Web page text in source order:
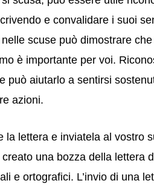
e convalidare i suoi
scuse può dimostrare
è importante per voi.
può aiutarlo a sentirsi
azioni.
la lettera e inviatela al vostro
una bozza della lettera
e ortografici. L’invio di una